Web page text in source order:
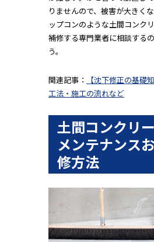
りませんので、被害が大きく
ップコンのような土間コンク
補修する専門業者に相談する
う。
関連記事：
【沈下修正の基礎
工法・施工の流れなど
土間コンクリ
メンテナンス
修方法